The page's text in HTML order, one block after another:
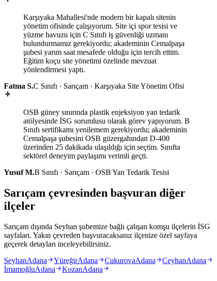
Karşıyaka Mahallesi'nde modern bir kapalı sitenin
yönetim ofisinde çalışıyorum. Site içi spor tesisi ve
yüzme havuzu için C Sınıfı iş güvenliği uzmanı
bulundurmamız gerekiyordu; akademinin Cemalpaşa
şubesi yarım saat mesafede olduğu için tercih ettim.
Eğitim koçu site yönetimi özelinde mevzuat
yönlendirmesi yaptı.
Fatma S.C Sınıfı · Sarıçam · Karşıyaka Site Yönetim Ofisi
OSB güney sınırında plastik enjeksiyon yan tedarik
atölyesinde İSG sorumlusu olarak görev yapıyorum. B
Sınıfı sertifikamı yenilemem gerekiyordu; akademinin
Cemalpaşa şubesini OSB güzergahından D-400
üzerinden 25 dakikada ulaşıldığı için seçtim. Sınıfta
sektörel deneyim paylaşımı verimli geçti.
Yusuf M.B Sınıfı · Sarıçam · OSB Yan Tedarik Tesisi
Sarıçam çevresinden başvuran diğer
ilçeler
Sarıçam dışında Seyhan şubemize bağlı çalışan komşu ilçelerin İSG
sayfaları. Yakın çevreden başvuracaksanız ilçenize özel sayfaya
geçerek detayları inceleyebilirsiniz.
SeyhanAdana YüreğirAdana ÇukurovaAdana CeyhanAdana
İmamoğluAdana KozanAdana